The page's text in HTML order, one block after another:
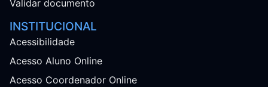
Validar documento
INSTITUCIONAL
Acessibilidade
Acesso Aluno Online
Acesso Coordenador Online